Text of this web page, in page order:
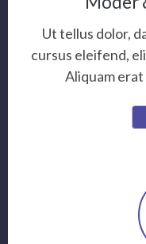
Ut tellus dolor,
cursus eleifend,
Aliquam